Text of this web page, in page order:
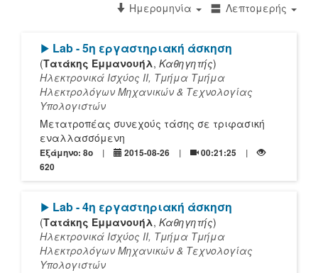
Λεπτομερής
Ημερομηνία
[Play]
Lab - 5η εργαστηριακή άσκηση
(Τατάκης Εμμανουήλ, Καθηγητής)
Ηλεκτρονικά Ισχύος ΙΙ, Τμήμα Τμήμα
Ηλεκτρολόγων Μηχανικών & Τεχνολογίας
Υπολογιστών
Μετατροπέας συνεχούς τάσης σε τριφασική
εναλλασσόμενη
Εξάμηνο: 8o 2015-08-26
00:21:25
620
[Play]
Lab - 4η εργαστηριακή άσκηση
(Τατάκης Εμμανουήλ, Καθηγητής)
Ηλεκτρονικά Ισχύος ΙΙ, Τμήμα Τμήμα
Ηλεκτρολόγων Μηχανικών & Τεχνολογίας
Υπολογιστών